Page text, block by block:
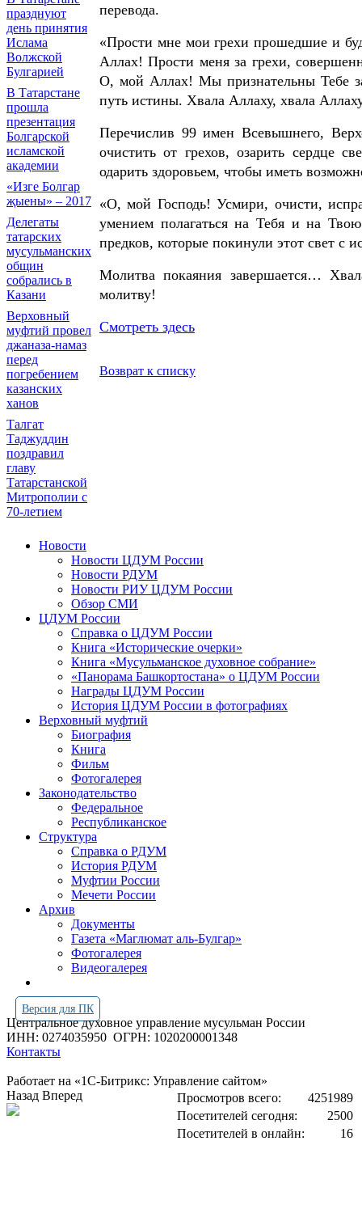
празднуют
день принятия
Ислама
Волжской
Булгарией
В Татарстане
прошла
презентация
Болгарской
исламской
академии
«Изге Болгар
җыены» – 2017
Делегаты
татарских
мусульманских
общин
собрались в
Казани
Верховный
муфтий провел
джаназа-намаз
перед
погребением
казанских
ханов
Талгат
Таджуддин
поздравил
главу
Татарстанской
Митрополии с
70-летием
перевода.
«Прости мне мои грехи прошедшие и
Аллах! Прости меня за грехи,
О, мой Аллах! Мы признательны Тебе
путь истины. Хвала Аллаху, хвала
Перечислив 99 имен Всевышнего,
очистить от грехов, озарить сердце
одарить здоровьем, чтобы иметь
«О, мой Господь! Усмири, очисти,
умением полагаться на Тебя и на
предков, которые покинули этот свет с
Молитва покаяния завершается…
молитву!
Смотреть здесь
Возврат к списку
Новости
Новости ЦДУМ России
Новости РДУМ
Новости РИУ ЦДУМ России
Обзор СМИ
ЦДУМ России
Справка о ЦДУМ России
Книга «Исторические очерки»
Книга «Мусульманское духовное собрание»
«Панорама Башкортостана» о ЦДУМ России
Награды ЦДУМ России
История ЦДУМ России в фотографиях
Верховный муфтий
Биография
Книга
Фильм
Фотогалерея
Законодательство
Федеральное
Республиканское
Структура
Справка о РДУМ
История РДУМ
Муфтии России
Мечети России
Архив
Документы
Газета «Маглюмат аль-Булгар»
Фотогалерея
Видеогалерея
Версия для ПК
Центральное духовное управление мусульман России
ИНН: 0274035950 ОГРН: 1020200001348
Контакты
Работает на «1С-Битрикс: Управление сайтом»
Просмотров всего:
4251989
Посетителей сегодня:
2500
Посетителей в онлайн:
16
Назад Вперед